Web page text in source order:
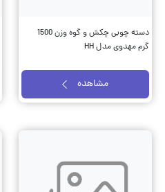
دسته چوبی چکش و گوه وزن 1500
گرم مهدوی مدل HH
مشاهده